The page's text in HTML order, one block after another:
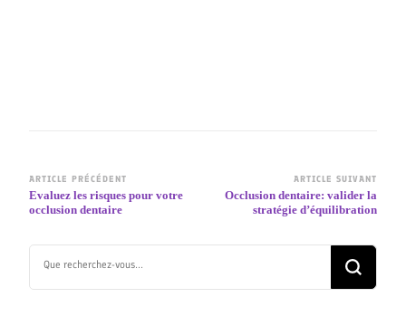
Navigation
d’article
ARTICLE PRÉCÉDENT
Evaluez les risques pour votre
occlusion dentaire
ARTICLE SUIVANT
Occlusion dentaire: valider la
stratégie d’équilibration